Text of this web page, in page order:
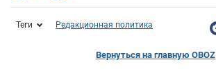
Теги Редакционная политика
Вернуться на главную OBOZ